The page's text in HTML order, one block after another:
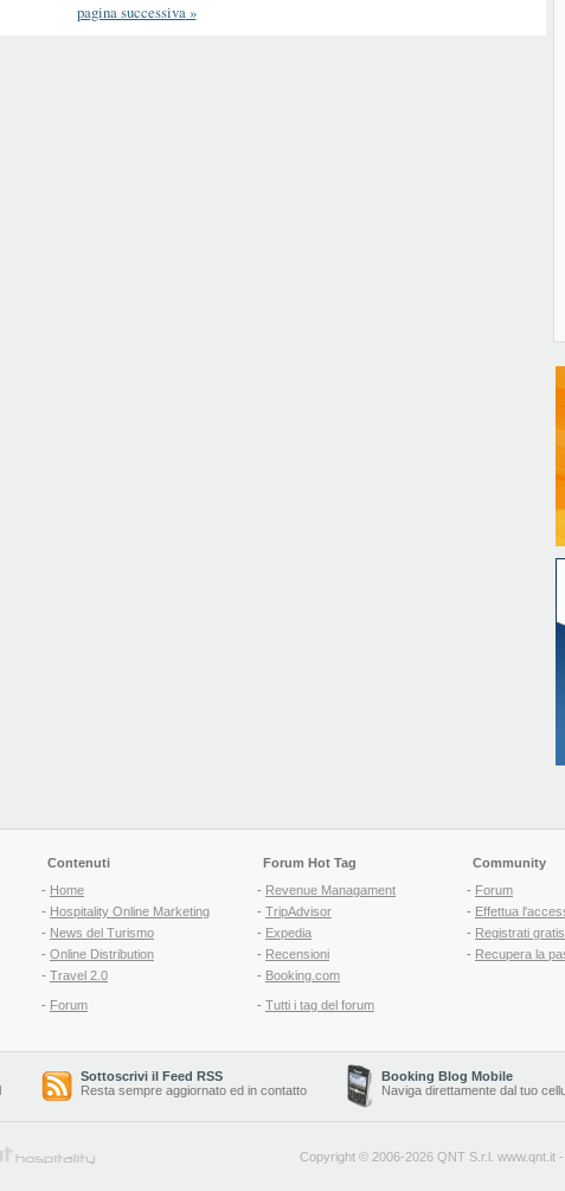
pagina successiva»
Contenuti
- Home
- Hospitality Online Marketing
- News del Turismo
- Online Distribution
- Travel 2.0
- Forum
Forum Hot Tag
- Revenue Managament
- TripAdvisor
- Expedia
- Recensioni
- Booking.com
- Tutti i tag del forum
Community
- Forum
- Effettua
- Registrati gratis
- Recupera la
Sottoscrivi il Feed RSS
Resta sempre aggiornato ed in contatto
Booking Blog Mobile
Naviga direttamente dal tuo
Copyright © 2006-2026 QNT S.r.l. www.qnt.it -